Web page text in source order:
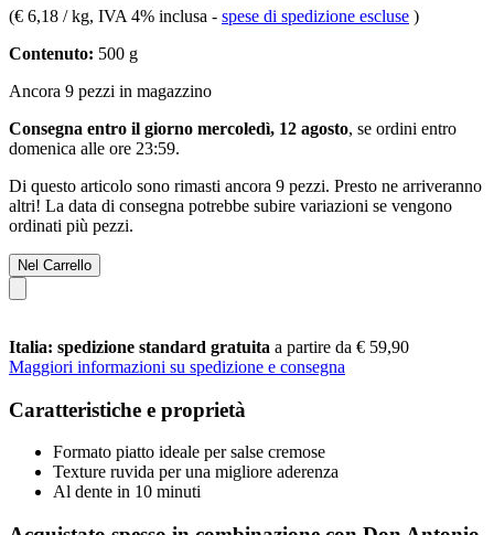
(€ 6,18 / kg, IVA 4% inclusa - spese di spedizione escluse )
Contenuto: 500 g
Ancora 9 pezzi in magazzino
Consegna entro il giorno mercoledì, 12 agosto, se ordini entro
domenica alle ore 23:59.
Di questo articolo sono rimasti ancora 9 pezzi. Presto ne arriveranno
altri! La data di consegna potrebbe subire variazioni se vengono
ordinati più pezzi.
Nel Carrello
Italia: spedizione standard gratuita a partire da € 59,90
Maggiori informazioni su spedizione e consegna
Caratteristiche e proprietà
Formato piatto ideale per salse cremose
Texture ruvida per una migliore aderenza
Al dente in 10 minuti